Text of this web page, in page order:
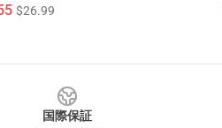
$26.99
国際保証